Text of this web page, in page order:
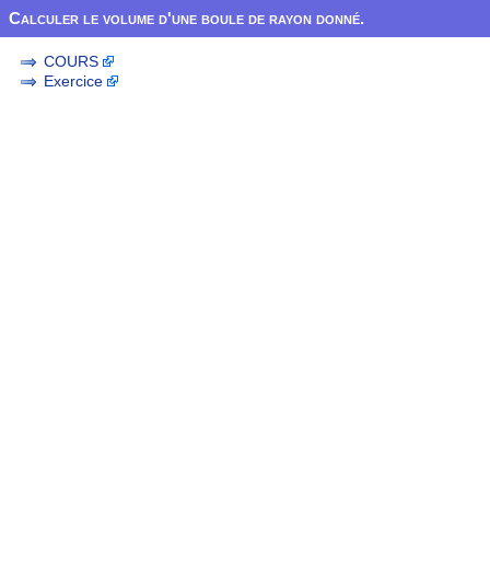
Calculer le volume d'une boule de rayon donné.
COURS
Exercice